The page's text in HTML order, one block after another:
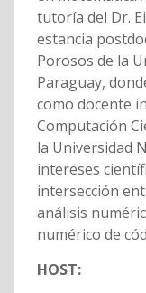
tutoría del Dr.
estancia
Porosos de la
Paraguay,
como docente
Computación
la Universidad
intereses
intersección
análisis
numérico de
HOST: